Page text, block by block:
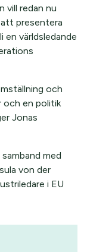
vill redan nu
presentera
en världsledande
och
och en politik
Jonas
med
von der
i EU